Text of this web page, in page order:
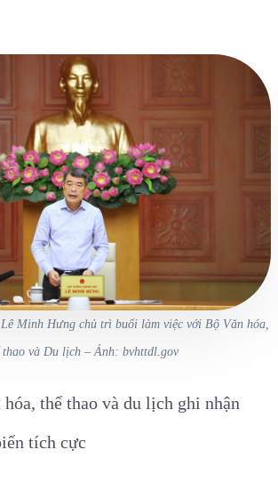
Minh Hưng chủ trì buổi làm việc với Bộ Văn hóa,
thao và Du lịch – Ảnh: bvhttdl.gov
thể thao và du lịch ghi nhận
tích cực